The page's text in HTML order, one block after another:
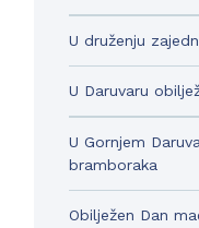
U druženju
U Daruvaru
U Gornjem
bramboraka
Obilježen Dan